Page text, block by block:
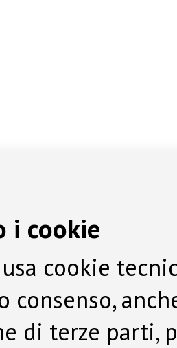
i cookie
cookie
consenso,
di terze parti,